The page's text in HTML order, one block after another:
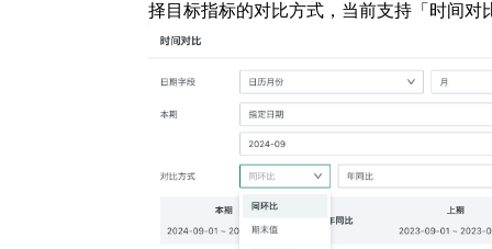
择目标指标的对比方式，当前支持「时间对